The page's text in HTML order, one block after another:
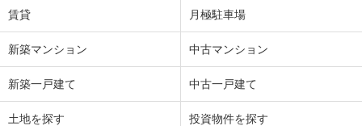
賃貸 月極駐車場
新築マンション 中古マンション
新築一戸建て 中古一戸建て
土地を探す 投資物件を探す